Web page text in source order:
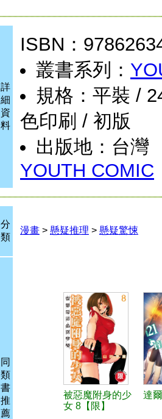
詳
細
資
料
ISBN：
叢書系列：
規格：平裝 /
色印刷 / 初版
出版地：台灣
YOUTH COMIC
分
類
漫畫 > 懸疑推理 > 懸疑驚悚
同
類
書
推
薦
被惡魔附身的少
女 8【限】
達